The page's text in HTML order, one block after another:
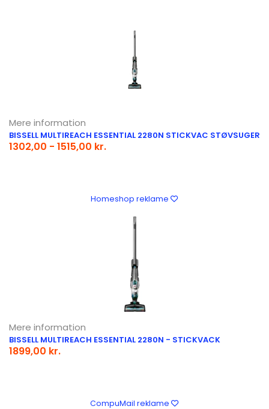
Mere information
BISSELL MULTIREACH ESSENTIAL 2280N STICKVAC STØVSUGER
1302,00 - 1515,00 kr.
Homeshop reklame
Mere information
BISSELL MULTIREACH ESSENTIAL 2280N - STICKVACK
1899,00 kr.
CompuMail reklame